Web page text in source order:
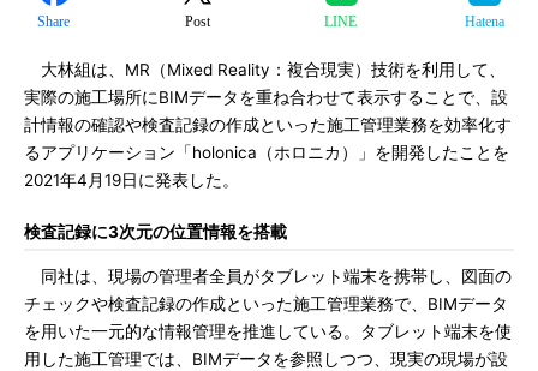
Share Post LINE Hatena
大林組は、MR（Mixed Reality：複合現実）技術を利用して、
実際の施工場所にBIMデータを重ね合わせて表示することで、設
計情報の確認や検査記録の作成といった施工管理業務を効率化す
るアプリケーション「holonica（ホロニカ）」を開発したことを
2021年4月19日に発表した。
検査記録に3次元の位置情報を搭載
同社は、現場の管理者全員がタブレット端末を携帯し、図面の
チェックや検査記録の作成といった施工管理業務で、BIMデータ
を用いた一元的な情報管理を推進している。タブレット端末を使
用した施工管理では、BIMデータを参照しつつ、現実の現場が設